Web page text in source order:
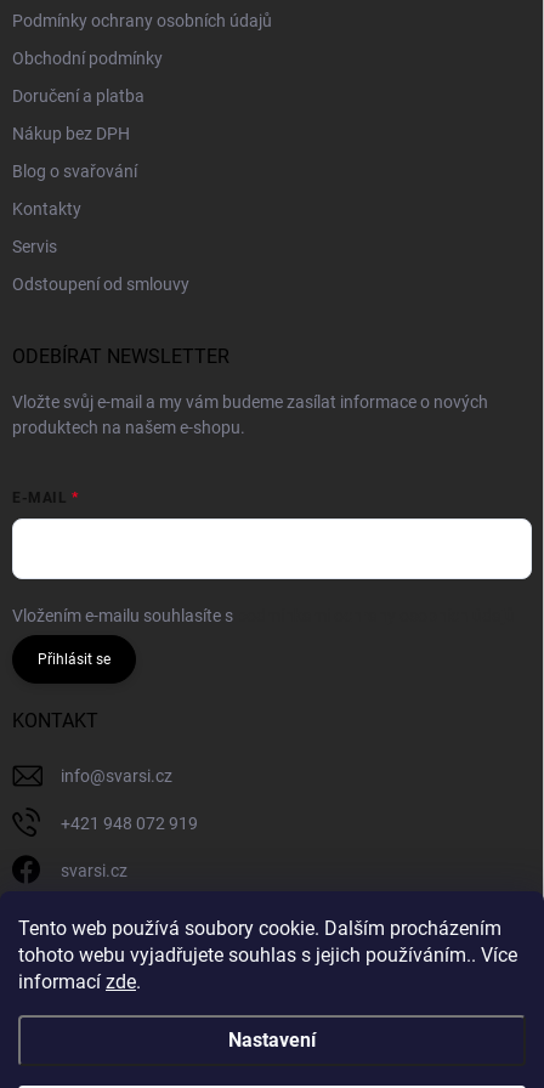
Tento web používá soubory cookie. Dalším procházením
tohoto webu vyjadřujete souhlas s jejich používáním.. Více
informací zde.
Nastavení
Podmínky ochrany osobních údajů
Obchodní podmínky
Doručení a platba
Nákup bez DPH
Blog o svařování
Kontakty
Servis
Odstoupení od smlouvy
ODEBÍRAT NEWSLETTER
Vložte svůj e-mail a my vám budeme zasílat informace o nových
produktech na našem e-shopu.
E-MAIL
Vložením e-mailu souhlasíte s
Přihlásit se
KONTAKT
info@svarsi.cz
+421 948 072 919
svarsi.cz
svarsi.cz